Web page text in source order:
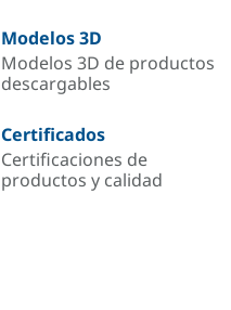
Modelos 3D
Modelos 3D de productos
descargables
Certificados
Certificaciones de
productos y calidad